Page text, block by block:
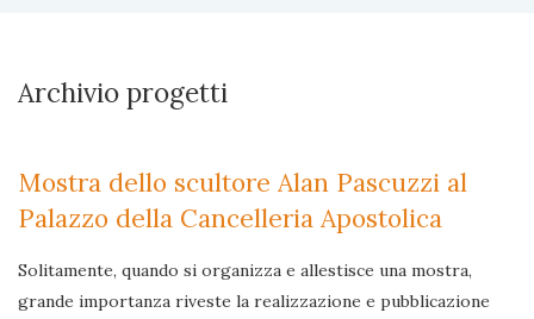
Archivio progetti
Mostra dello scultore Alan Pascuzzi al
Palazzo della Cancelleria Apostolica
Solitamente, quando si organizza e allestisce una mostra,
grande importanza riveste la realizzazione e pubblicazione